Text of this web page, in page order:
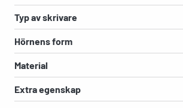
Typ av skrivare
Hörnens form
Material
Extra egenskap